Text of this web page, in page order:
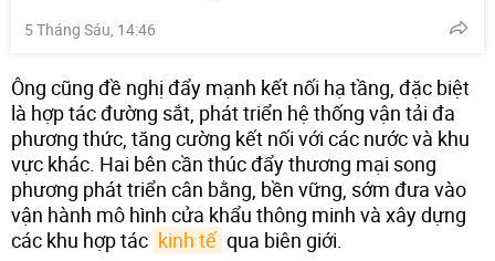
5 Tháng Sáu, 14:46
Ông cũng đề nghị đẩy mạnh kết nối hạ tầng, đặc biệt
là hợp tác đường sắt, phát triển hệ thống vận tải đa
phương thức, tăng cường kết nối với các nước và khu
vực khác. Hai bên cần thúc đẩy thương mại song
phương phát triển cân bằng, bền vững, sớm đưa vào
vận hành mô hình cửa khẩu thông minh và xây dựng
các khu hợp tác kinh tế qua biên giới.